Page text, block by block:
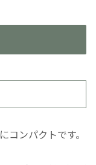
コンパクトです。